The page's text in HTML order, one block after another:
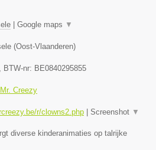
Google maps ▼
(Oost-Vlaanderen)
, BTW-nr: BE0840295855
Creezy
r/clowns2.php Screenshot ▼
diverse kinderanimaties op talrijke